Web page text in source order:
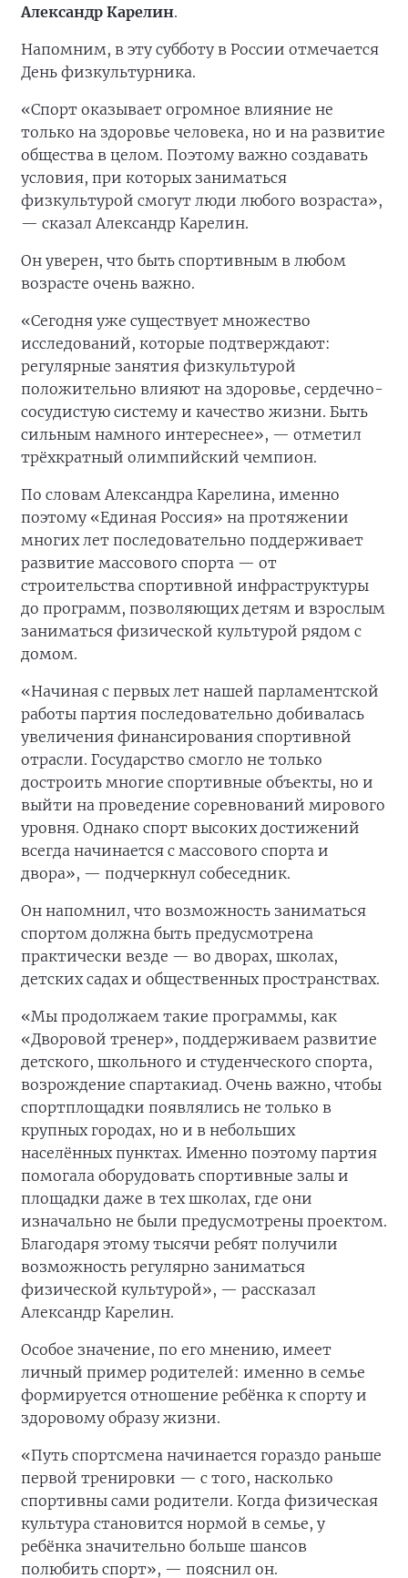
Александр Карелин.
Напомним, в эту субботу в России отмечается
День физкультурника.
«Спорт оказывает огромное влияние не
только на здоровье человека, но и на развитие
общества в целом. Поэтому важно создавать
условия, при которых заниматься
физкультурой смогут люди любого возраста»,
— сказал Александр Карелин.
Он уверен, что быть спортивным в любом
возрасте очень важно.
«Сегодня уже существует множество
исследований, которые подтверждают:
регулярные занятия физкультурой
положительно влияют на здоровье, сердечно-
сосудистую систему и качество жизни. Быть
сильным намного интереснее», — отметил
трёхкратный олимпийский чемпион.
По словам Александра Карелина, именно
поэтому «Единая Россия» на протяжении
многих лет последовательно поддерживает
развитие массового спорта — от
строительства спортивной инфраструктуры
до программ, позволяющих детям и взрослым
заниматься физической культурой рядом с
домом.
«Начиная с первых лет нашей парламентской
работы партия последовательно добивалась
увеличения финансирования спортивной
отрасли. Государство смогло не только
достроить многие спортивные объекты, но и
выйти на проведение соревнований мирового
уровня. Однако спорт высоких достижений
всегда начинается с массового спорта и
двора», — подчеркнул собеседник.
Он напомнил, что возможность заниматься
спортом должна быть предусмотрена
практически везде — во дворах, школах,
детских садах и общественных пространствах.
«Мы продолжаем такие программы, как
«Дворовой тренер», поддерживаем развитие
детского, школьного и студенческого спорта,
возрождение спартакиад. Очень важно, чтобы
спортплощадки появлялись не только в
крупных городах, но и в небольших
населённых пунктах. Именно поэтому партия
помогала оборудовать спортивные залы и
площадки даже в тех школах, где они
изначально не были предусмотрены проектом.
Благодаря этому тысячи ребят получили
возможность регулярно заниматься
физической культурой», — рассказал
Александр Карелин.
Особое значение, по его мнению, имеет
личный пример родителей: именно в семье
формируется отношение ребёнка к спорту и
здоровому образу жизни.
«Путь спортсмена начинается гораздо раньше
первой тренировки — с того, насколько
спортивны сами родители. Когда физическая
культура становится нормой в семье, у
ребёнка значительно больше шансов
полюбить спорт», — пояснил он.